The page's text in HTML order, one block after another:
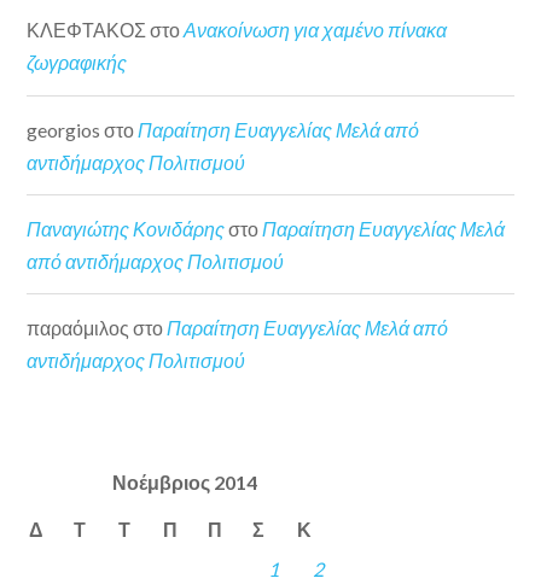
ΚΛΕΦΤΑΚΟΣ στοΑνακοίνωση για χαμένο πίνακα
ζωγραφικής
georgios στο Παραίτηση Ευαγγελίας Μελά από
αντιδήμαρχος Πολιτισμού
Παναγιώτης Κονιδάρηςστο Παραίτηση Ευαγγελίας Μελά
από αντιδήμαρχος Πολιτισμού
παραόμιλος στοΠαραίτηση Ευαγγελίας Μελά από
αντιδήμαρχος Πολιτισμού
Νοέμβριος 2014
Δ Τ Τ Π Π Σ Κ
1
2